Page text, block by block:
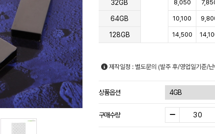
32GB 8,050
64GB 10,100
128GB 14,500
제작일정 : 별도문의 (발주 후/영업일기준/
상품옵션
구매수량